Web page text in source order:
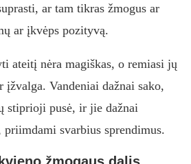
ar tam tikras žmogus ar
ar įkvėps pozityvą.
ateitį nėra magiškas, o remiasi jų
Vandeniai dažnai sako,
stiprioji pusė, ir jie dažnai
svarbius sprendimus.
žmogaus dalis